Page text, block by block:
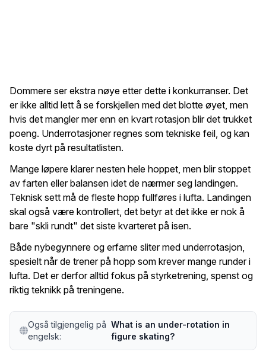
Dommere ser ekstra nøye etter dette i konkurranser. Det
er ikke alltid lett å se forskjellen med det blotte øyet, men
hvis det mangler mer enn en kvart rotasjon blir det trukket
poeng. Underrotasjoner regnes som tekniske feil, og kan
koste dyrt på resultatlisten.
Mange løpere klarer nesten hele hoppet, men blir stoppet
av farten eller balansen idet de nærmer seg landingen.
Teknisk sett må de fleste hopp fullføres i lufta. Landingen
skal også være kontrollert, det betyr at det ikke er nok å
bare "skli rundt" det siste kvarteret på isen.
Både nybegynnere og erfarne sliter med underrotasjon,
spesielt når de trener på hopp som krever mange runder i
lufta. Det er derfor alltid fokus på styrketrening, spenst og
riktig teknikk på treningene.
Også tilgjengelig på
engelsk:
What is an under-rotation in
figure skating?